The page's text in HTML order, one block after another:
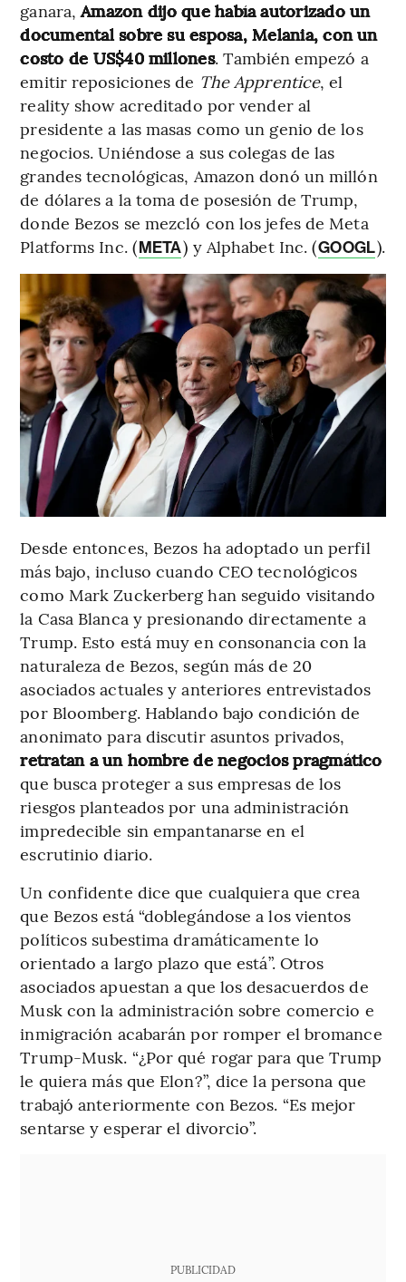
ganara,Amazon dijo que había autorizado un
documental sobre su esposa, Melania, con un
costo de US$40 millones. También empezó a
emitir reposiciones de The Apprentice, el
reality show acreditado por vender al
presidente a las masas como un genio de los
negocios. Uniéndose a sus colegas de las
grandes tecnológicas, Amazon donó un millón
de dólares a la toma de posesión de Trump,
donde Bezos se mezcló con los jefes de Meta
Platforms Inc. (META) y Alphabet Inc. (GOOGL).
Desde entonces, Bezos ha adoptado un perfil
más bajo, incluso cuando CEO tecnológicos
como Mark Zuckerberg han seguido visitando
la Casa Blanca y presionando directamente a
Trump. Esto está muy en consonancia con la
naturaleza de Bezos, según más de 20
asociados actuales y anteriores entrevistados
por Bloomberg. Hablando bajo condición de
anonimato para discutir asuntos privados,
retratan a un hombre de negocios pragmático
que busca proteger a sus empresas de los
riesgos planteados por una administración
impredecible sin empantanarse en el
escrutinio diario.
Un confidente dice que cualquiera que crea
que Bezos está “doblegándose a los vientos
políticos subestima dramáticamente lo
orientado a largo plazo que está”. Otros
asociados apuestan a que los desacuerdos de
Musk con la administración sobre comercio e
inmigración acabarán por romper el bromance
Trump-Musk. “¿Por qué rogar para que Trump
le quiera más que Elon?”, dice la persona que
trabajó anteriormente con Bezos. “Es mejor
sentarse y esperar el divorcio”.
PUBLICIDAD